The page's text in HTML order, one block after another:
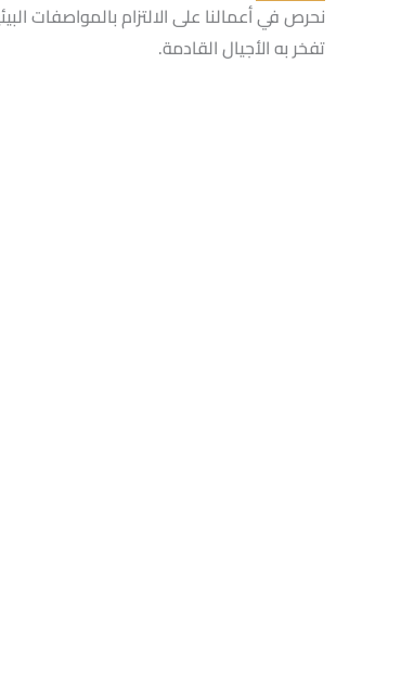
نحرص في أعمالنا على الالتزام بالمواصفات
تفخر به الأجيال القادمة.